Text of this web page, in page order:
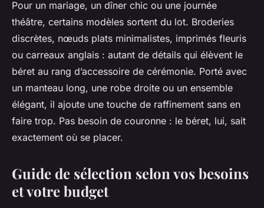
Pour un mariage, un dîner chic ou une journée
théâtre, certains modèles sortent du lot. Broderies
discrètes, nœuds plats minimalistes, imprimés fleuris
ou carreaux anglais : autant de détails qui élèvent le
béret au rang d’accessoire de cérémonie. Porté avec
un manteau long, une robe droite ou un ensemble
élégant, il ajoute une touche de raffinement sans en
faire trop. Pas besoin de couronne : le béret, lui, sait
exactement où se placer.
Guide de sélection selon vos besoins
et votre budget